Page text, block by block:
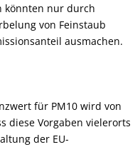
könnten nur durch
von Feinstaub
ausmachen.
für PM10 wird von
diese Vorgaben vielerorts
der EU-